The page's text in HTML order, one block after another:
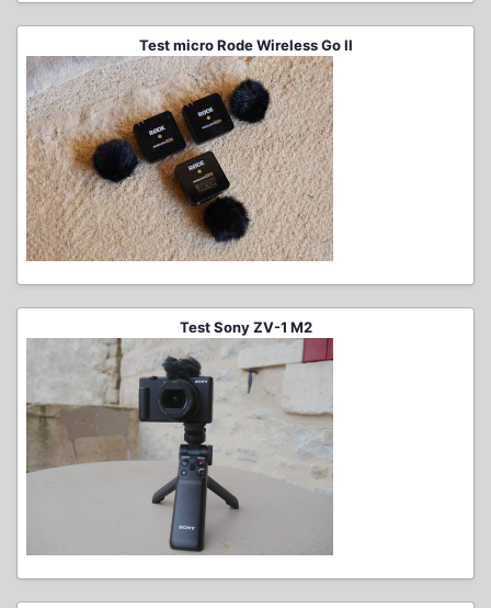
Test micro Rode Wireless Go II
Test Sony ZV-1 M2